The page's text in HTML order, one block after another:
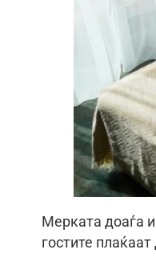
Мерката доаѓа
гостите